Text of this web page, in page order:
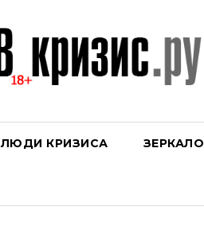
ЛЮДИ КРИЗИСА ЗЕРКАЛО